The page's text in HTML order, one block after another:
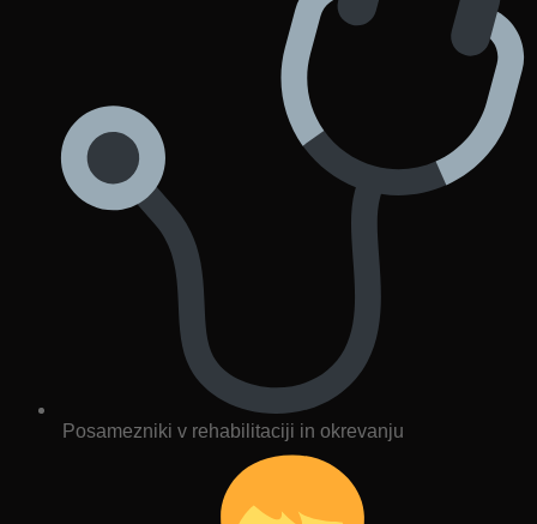
Posamezniki v rehabilitaciji in okrevanju